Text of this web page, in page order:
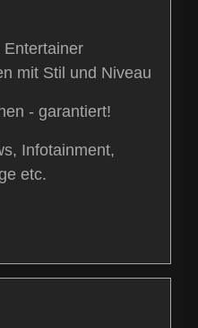
Entertainer
mit Stil und Niveau
- garantiert!
Infotainment,
etc.